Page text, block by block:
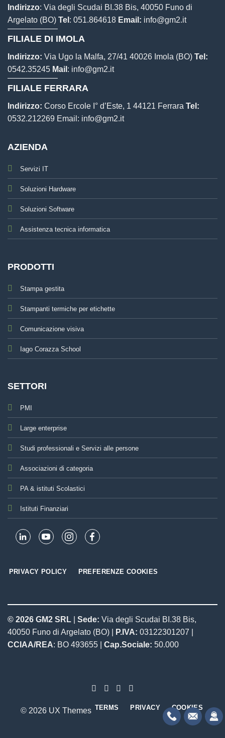
Indirizzo: Via degli Scudai BI.38 Bis, 40050 Funo di
Argelato (BO) Tel : 051.864618 Email: info@gm2.it
FILIALE DI IMOLA
Indirizzo: Via Ugo la Malfa, 27/41 40026 Imola (BO) Tel:
0542.35245 Mail : info@gm2.it
FILIALE FERRARA
Indirizzo: Corso Ercole I° d’Este, 1 44121 Ferrara Tel:
0532.212269 Email: info@gm2.it
AZIENDA
Servizi IT
Soluzioni Hardware
Soluzioni Software
Assistenza tecnica informatica
PRODOTTI
Stampa gestita
Stampanti termiche per etichette
Comunicazione visiva
Iago Corazza School
SETTORI
PMI
Large enterprise
Studi professionali e Servizi alle persone
Associazioni di categoria
PA & istituti Scolastici
Istituti Finanziari
PRIVACY POLICY PREFERENZE COOKIES
© 2026 GM2 SRL Sede: Via degli Scudai BI.38 Bis,
40050 Funo di Argelato (BO) |
P.IVA: 03122301207 |
CCIAA/REA: BO 493655 | Cap.Sociale: 50.000
© 2026 UX Themes TERMS PRIVACY COOKIES